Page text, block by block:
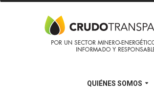
QUIÉNES SOMOS